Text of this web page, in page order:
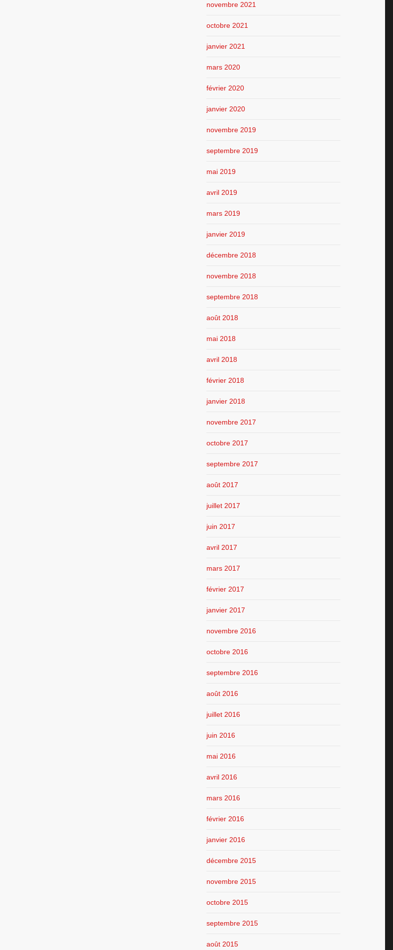
novembre 2021
octobre 2021
janvier 2021
mars 2020
février 2020
janvier 2020
novembre 2019
septembre 2019
mai 2019
avril 2019
mars 2019
janvier 2019
décembre 2018
novembre 2018
septembre 2018
août 2018
mai 2018
avril 2018
février 2018
janvier 2018
novembre 2017
octobre 2017
septembre 2017
août 2017
juillet 2017
juin 2017
avril 2017
mars 2017
février 2017
janvier 2017
novembre 2016
octobre 2016
septembre 2016
août 2016
juillet 2016
juin 2016
mai 2016
avril 2016
mars 2016
février 2016
janvier 2016
décembre 2015
novembre 2015
octobre 2015
septembre 2015
août 2015